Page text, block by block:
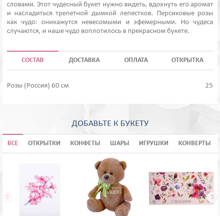
словами. Этот чудесный букет нужно видеть, вдохнуть его аромат
и насладиться трепетной дымкой лепестков. Персиковые розы
как чудо: оникажутся невесомыми и эфемерными. Но чудеса
случаются, и наше чудо воплотилось в прекрасном букете.
СОСТАВ ДОСТАВКА ОПЛАТА ОТКРЫТКА
Розы (Россия) 60 см 25
ДОБАВЬТЕ К БУКЕТУ
ВСЕ ОТКРЫТКИ КОНФЕТЫ ШАРЫ ИГРУШКИ КОНВЕРТЫ
 